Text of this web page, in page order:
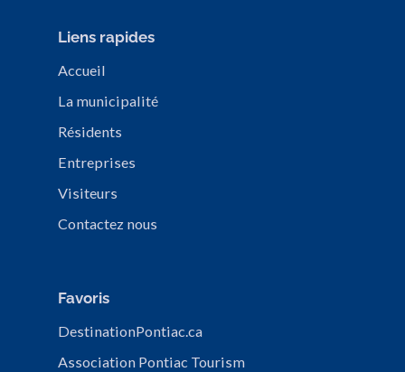
Liens rapides
Accueil
La municipalité
Résidents
Entreprises
Visiteurs
Contactez nous
Favoris
DestinationPontiac.ca
Association Pontiac Tourism